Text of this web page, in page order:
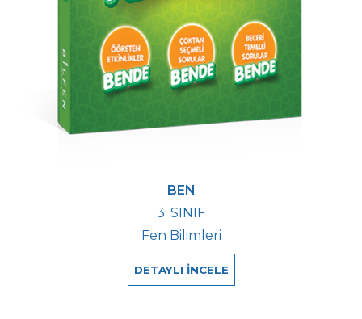
BEN
3. SINIF
Fen Bilimleri
DETAYLI İNCELE